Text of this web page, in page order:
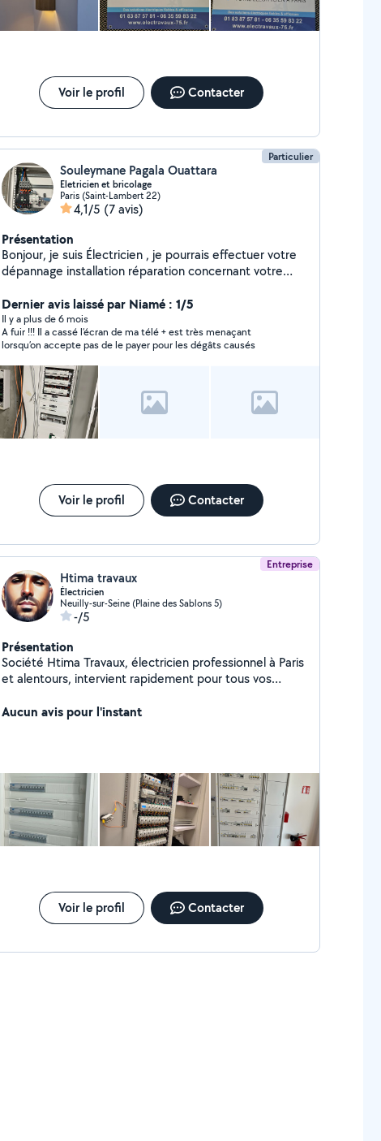
Voir le profil Contacter
Particulier
Souleymane Pagala Ouattara
Eletricien et bricolage
Paris (Saint-Lambert 22)
4,1/5 (7 avis)
Présentation
Bonjour, je suis Électricien , je pourrais effectuer votre
dépannage installation réparation concernant votre
propose une solution retrouver la liste des principaux
services que je propose. Recherche des pannes prise
de terre tableau électrique tous les travaux
électriques.
Dernier avis laissé par Niamé : 1/5
Il y a plus de 6 mois
A fuir !!! Il a cassé l’écran de ma télé + est très menaçant
lorsqu’on accepte pas de le payer pour les dégâts causés
Voir le profil Contacter
Entreprise
Htima travaux
Électricien
Neuilly-sur-Seine (Plaine des Sablons 5)
-/5
Présentation
Société Htima Travaux, électricien professionnel à Paris
et alentours, intervient rapidement pour tous vos
circuit, disjoncteur) Installation électrique complète
recherche de panne Installation réseau informatique
(RJ45, baie de brassage) Intervention rapide
Disponible 24h/24 et 7j/7 Travail soigné et conforme
aux normes Devis gratuit et prix transparents Zone :
Paris (75) + 92, 93, 94, 95 Contact rapide par
Aucun avis pour l'instant
Voir le profil Contacter